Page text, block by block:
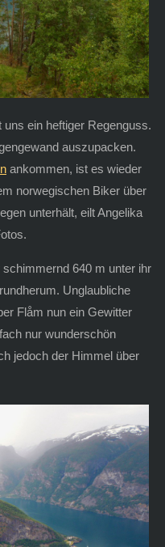
ein heftiger Regenguss.
auszupacken.
ankommen, ist es wieder
norwegischen Biker über
unterhält, eilt Angelika
640 m unter ihr
Unglaubliche
Flåm nun ein Gewitter
nur wunderschön
jedoch der Himmel über